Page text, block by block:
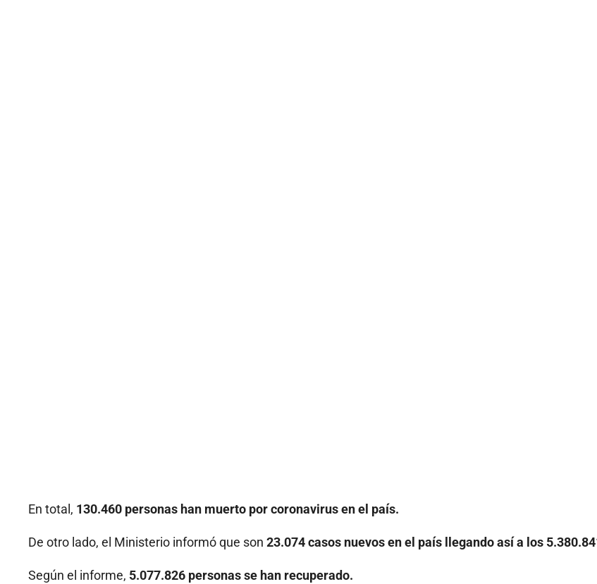
En total, 130.460 personas han muerto por coronavirus en el país.
De otro lado, el Ministerio informó que son 23.074 casos nuevos en el país llegando así a los
Según el informe, 5.077.826 personas se han recuperado.